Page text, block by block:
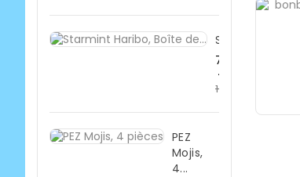
Starmint...
7,36 €
-33%
10,99 €
PEZ
Mojis,
4...